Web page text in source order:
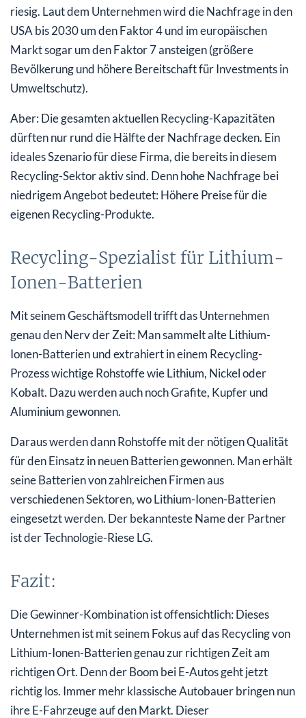
riesig. Laut dem Unternehmen wird die Nachfrage in den
USA bis 2030 um den Faktor 4 und im europäischen
Markt sogar um den Faktor 7 ansteigen (größere
Bevölkerung und höhere Bereitschaft für Investments in
Umweltschutz).
Aber: Die gesamten aktuellen Recycling-Kapazitäten
dürften nur rund die Hälfte der Nachfrage decken. Ein
ideales Szenario für diese Firma, die bereits in diesem
Recycling-Sektor aktiv sind. Denn hohe Nachfrage bei
niedrigem Angebot bedeutet: Höhere Preise für die
eigenen Recycling-Produkte.
Recycling-Spezialist für Lithium-
Ionen-Batterien
Mit seinem Geschäftsmodell trifft das Unternehmen
genau den Nerv der Zeit: Man sammelt alte Lithium-
Ionen-Batterien und extrahiert in einem Recycling-
Prozess wichtige Rohstoffe wie Lithium, Nickel oder
Kobalt. Dazu werden auch noch Grafite, Kupfer und
Aluminium gewonnen.
Daraus werden dann Rohstoffe mit der nötigen Qualität
für den Einsatz in neuen Batterien gewonnen. Man erhält
seine Batterien von zahlreichen Firmen aus
verschiedenen Sektoren, wo Lithium-Ionen-Batterien
eingesetzt werden. Der bekannteste Name der Partner
ist der Technologie-Riese LG.
Fazit:
Die Gewinner-Kombination ist offensichtlich: Dieses
Unternehmen ist mit seinem Fokus auf das Recycling von
Lithium-Ionen-Batterien genau zur richtigen Zeit am
richtigen Ort. Denn der Boom bei E-Autos geht jetzt
richtig los. Immer mehr klassische Autobauer bringen nun
ihre E-Fahrzeuge auf den Markt. Dieser